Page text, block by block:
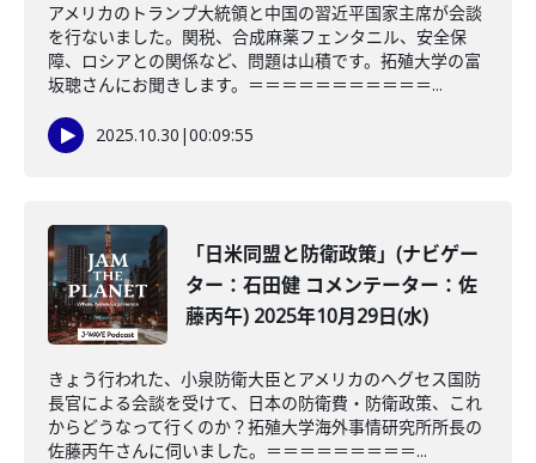
アメリカのトランプ大統領と中国の習近平国家主席が会談
を行ないました。関税、合成麻薬フェンタニル、安全保
障、ロシアとの関係など、問題は山積です。拓殖大学の富
坂聰さんにお聞きします。＝＝＝＝＝＝＝＝＝＝＝...
2025.10.30 |00:09:55
「日米同盟と防衛政策」(ナビゲー
ター：石田健 コメンテーター：佐
藤丙午) 2025年10月29日(水)
きょう行われた、小泉防衛大臣とアメリカのヘグセス国防
長官による会談を受けて、日本の防衛費・防衛政策、これ
からどうなって行くのか？拓殖大学海外事情研究所所長の
佐藤丙午さんに伺いました。＝＝＝＝＝＝＝＝＝...